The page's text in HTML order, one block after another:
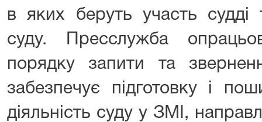
в яких беруть участь судді
суду. Пресслужба
порядку запити та
забезпечує підготовку і
діяльність суду у ЗМІ,